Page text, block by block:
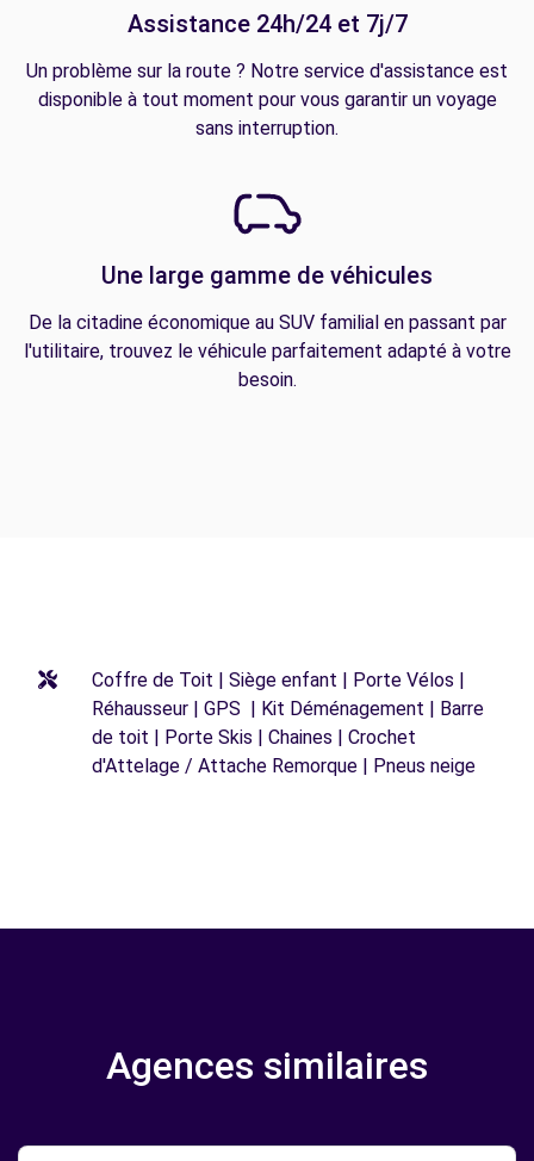
Assistance 24h/24 et 7j/7
Un problème sur la route ? Notre service d'assistance est
disponible à tout moment pour vous garantir un voyage
sans interruption.
Une large gamme de véhicules
De la citadine économique au SUV familial en passant par
l'utilitaire, trouvez le véhicule parfaitement adapté à votre
besoin.
Coffre de Toit | Siège enfant | Porte Vélos |
Réhausseur | GPS | Kit Déménagement | Barre
de toit | Porte Skis | Chaines | Crochet
d'Attelage / Attache Remorque | Pneus neige
Agences similaires